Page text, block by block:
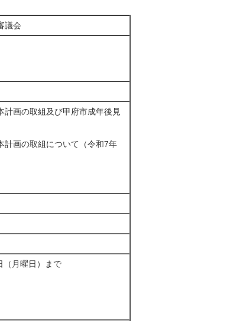
議会
画の取組及び甲府市成年後見
計画の取組について（令和7年
（月曜日）まで